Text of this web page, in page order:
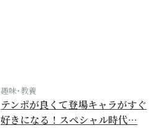
趣味･教養
テンポが良くて登場キャラがすぐ
好きになる！スペシャル時代…